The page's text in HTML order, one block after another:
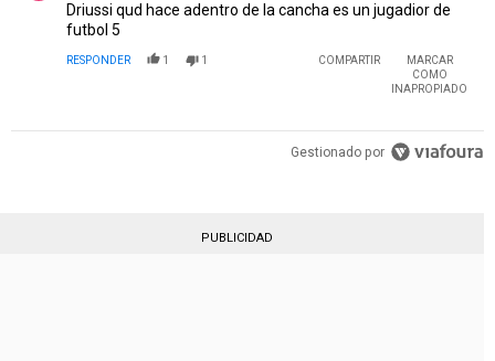
Driussi qud hace adentro de la cancha es un jugadior de
futbol 5
RESPONDER 1 1 COMPARTIR
MARCAR
COMO
INAPROPIADO
Gestionado por
PUBLICIDAD